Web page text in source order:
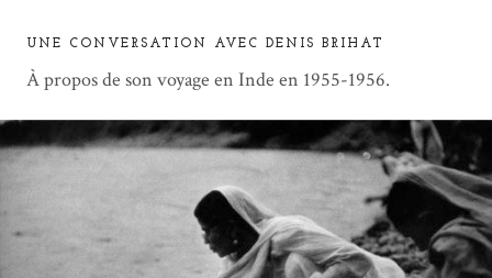
UNE CONVERSATION AVEC DENIS BRIHAT
À propos de son voyage en Inde en 1955-1956.